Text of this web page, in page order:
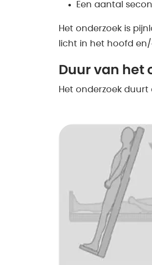
Een aantal
Het onderzoek is
licht in het hoofd
Duur van het
Het onderzoek